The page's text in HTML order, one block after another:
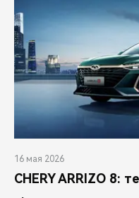
16 мая 2026
CHERY ARRIZO 8: